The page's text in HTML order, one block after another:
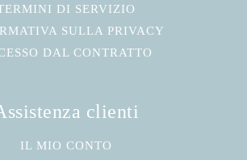
DI SERVIZIO
SULLA PRIVACY
DAL CONTRATTO
clienti
IL MIO CONTO